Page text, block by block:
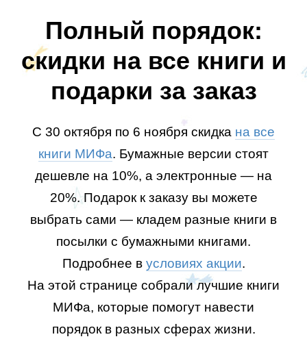
Полный порядок:
скидки на все книги и
подарки за заказ
С 30 октября по 6 ноября скидка на все
книги МИФа. Бумажные версии стоят
дешевле на 10%, а электронные — на
20%. Подарок к заказу вы можете
выбрать сами — кладем разные книги в
посылки с бумажными книгами.
Подробнее в условиях акции.
На этой странице собрали лучшие книги
МИФа, которые помогут навести
порядок в разных сферах жизни.